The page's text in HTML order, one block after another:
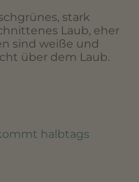
stark
Laub, eher
sind weiße und
über dem Laub.
halbtags